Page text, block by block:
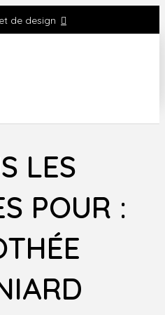
de design
LES
POUR :